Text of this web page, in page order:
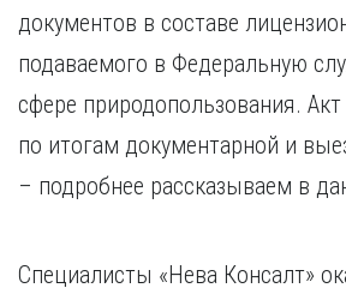
Краснодар
Курган
Курск
Л
Липецк
документов в составе
подаваемого в Федеральную
сфере природопользования.
по итогам документарной и
– подробнее рассказываем в
Специалисты «Нева Консалт»